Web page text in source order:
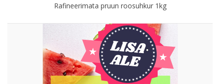
Rafineerimata pruun roosuhkur 1kg